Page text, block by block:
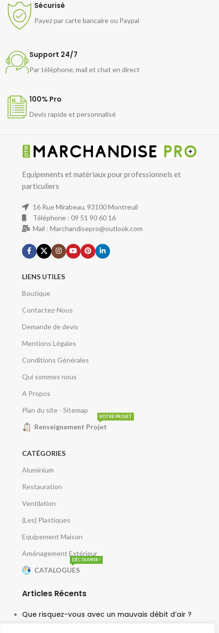
Sécurisé
Payez par carte bancaire ou Paypal
Support 24/7
Par téléphone, mail et chat en direct
100% Pro
Devis rapide et personnalisé
Equipements et matériaux pour professionnels et
particuliers
16 Rue Mirabeau, 93100 Montreuil
Téléphone : 09 51 90 60 16
Mail : Marchandisepro@outlook.com
LIENS UTILES
Boutique
Contactez-Nous
Demande de devis
Mentions Légales
Conditions Générales
Qui sommes nous
A Propos
Plan du site - Sitemap
Renseignement Projet
VOTRE PROJET
CATÉGORIES
Aluminium
Restauration
Ventilation
(Les) Plastiques
Equipement Maison
Aménagement Extérieur
CATALOGUES
DÉCOUVRIR !
Articles Récents
Que risquez-vous avec un mauvais débit d’air ?